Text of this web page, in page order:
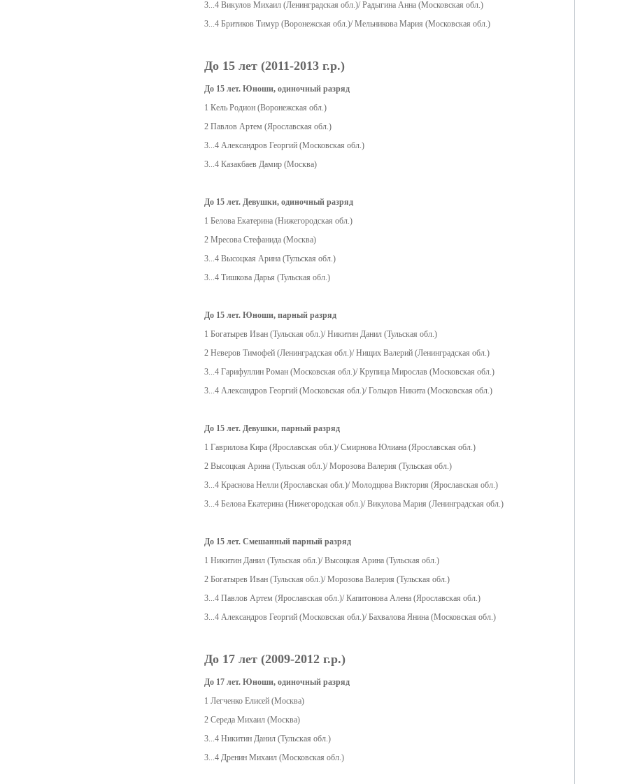
3...4 Викулов Михаил (Ленинградская обл.)/ Радыгина Анна (Московская обл.)
3...4 Бритиков Тимур (Воронежская обл.)/ Мельникова Мария (Московская обл.)
До 15 лет (2011-2013 г.р.)
До 15 лет. Юноши, одиночный разряд
1 Кель Родион (Воронежская обл.)
2 Павлов Артем (Ярославская обл.)
3...4 Александров Георгий (Московская обл.)
3...4 Казакбаев Дамир (Москва)
До 15 лет. Девушки, одиночный разряд
1 Белова Екатерина (Нижегородская обл.)
2 Мресова Стефанида (Москва)
3...4 Высоцкая Арина (Тульская обл.)
3...4 Тишкова Дарья (Тульская обл.)
До 15 лет. Юноши, парный разряд
1 Богатырев Иван (Тульская обл.)/ Никитин Данил (Тульская обл.)
2 Неверов Тимофей (Ленинградская обл.)/ Нищих Валерий (Ленинградская обл.)
3...4 Гарифуллин Роман (Московская обл.)/ Крупица Мирослав (Московская обл.)
3...4 Александров Георгий (Московская обл.)/ Гольцов Никита (Московская обл.)
До 15 лет. Девушки, парный разряд
1 Гаврилова Кира (Ярославская обл.)/ Смирнова Юлиана (Ярославская обл.)
2 Высоцкая Арина (Тульская обл.)/ Морозова Валерия (Тульская обл.)
3...4 Краснова Нелли (Ярославская обл.)/ Молодцова Виктория (Ярославская обл.)
3...4 Белова Екатерина (Нижегородская обл.)/ Викулова Мария (Ленинградская обл.)
До 15 лет. Смешанный парный разряд
1 Никитин Данил (Тульская обл.)/ Высоцкая Арина (Тульская обл.)
2 Богатырев Иван (Тульская обл.)/ Морозова Валерия (Тульская обл.)
3...4 Павлов Артем (Ярославская обл.)/ Капитонова Алена (Ярославская обл.)
3...4 Александров Георгий (Московская обл.)/ Бахвалова Янина (Московская обл.)
До 17 лет (2009-2012 г.р.)
До 17 лет. Юноши, одиночный разряд
1 Легченко Елисей (Москва)
2 Середа Михаил (Москва)
3...4 Никитин Данил (Тульская обл.)
3...4 Дренин Михаил (Московская обл.)